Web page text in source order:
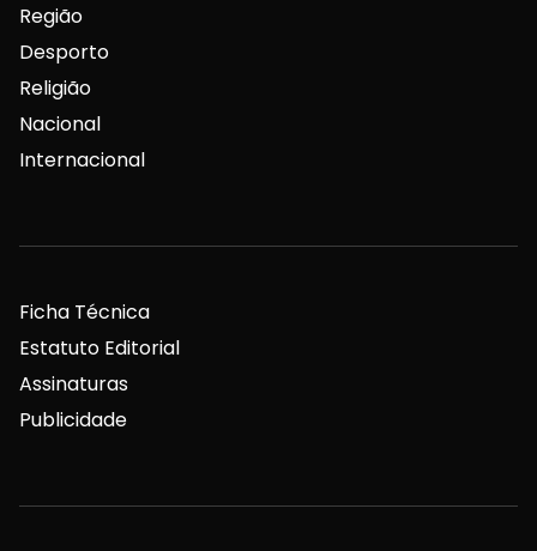
Região
Desporto
Religião
Nacional
Internacional
Ficha Técnica
Estatuto Editorial
Assinaturas
Publicidade